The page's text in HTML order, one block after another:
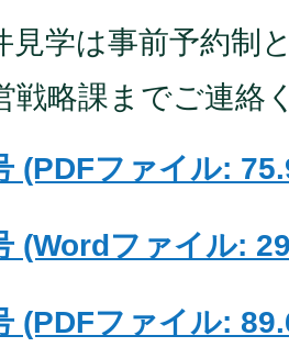
見学は事前予約制
戦略課までご連絡
(PDFファイル:
(Wordファイル:
(PDFファイル: